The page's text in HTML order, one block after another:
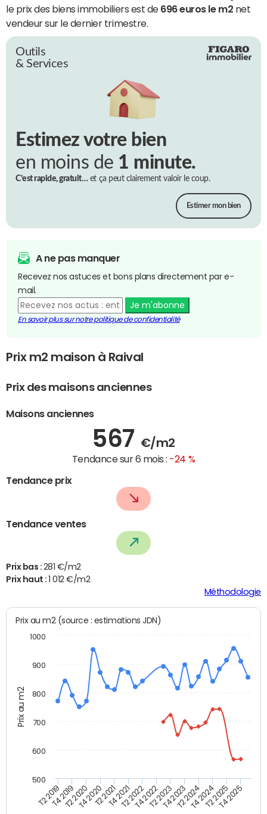
le prix des biens immobiliers est de 696 euros le m2 net
vendeur sur le dernier trimestre.
Outils
& Services
Estimez votre bien
en moins de 1 minute.
C’est rapide, gratuit…et ça peut clairement valoir le coup.
Estimer mon bien
A ne pas manquer
Recevez nos astuces et bons plans directement par e-
mail.
Je m'abonne
En savoir plus sur notre politique de confidentialité
Prix m2 maison à Raival
Prix des maisons anciennes
Maisons anciennes
567 €/m2
Tendance sur 6 mois : -24 %
Tendance prix
Tendance ventes
Prix bas : 281 €/m2
Prix haut :
1 012 €/m2
Méthodologie
Prix au m2
Prix au m2 (source : estimations JDN)
T2 2019T4 2019T2 2020T4 2020T2 2021T4 2021T2 2022T4 2022T2 2023T4 2023T2 2024T4 2024T2 2025T4 2025
500
600
700
800
900
1000